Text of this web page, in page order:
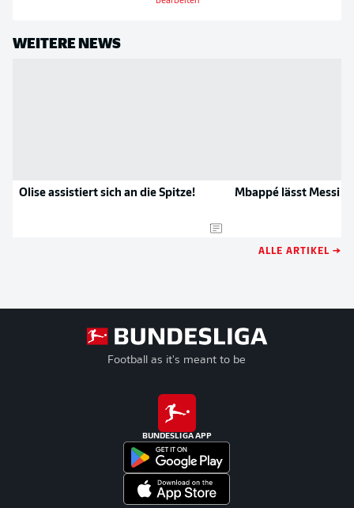
WEITERE NEWS
Olise assistiert sich an die Spitze! Mbappé lässt Messi
ALLE ARTIKEL →
Football as it's meant to be
BUNDESLIGA APP